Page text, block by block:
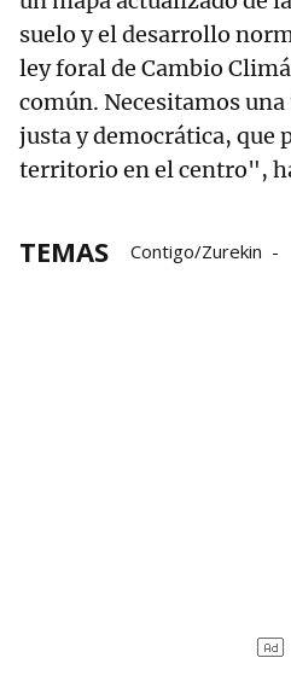
suelo y el desarrollo
ley foral de Cambio
común. Necesitamos
justa y democrática, que
territorio en el centro",
TEMAS
Contigo/Zurekin